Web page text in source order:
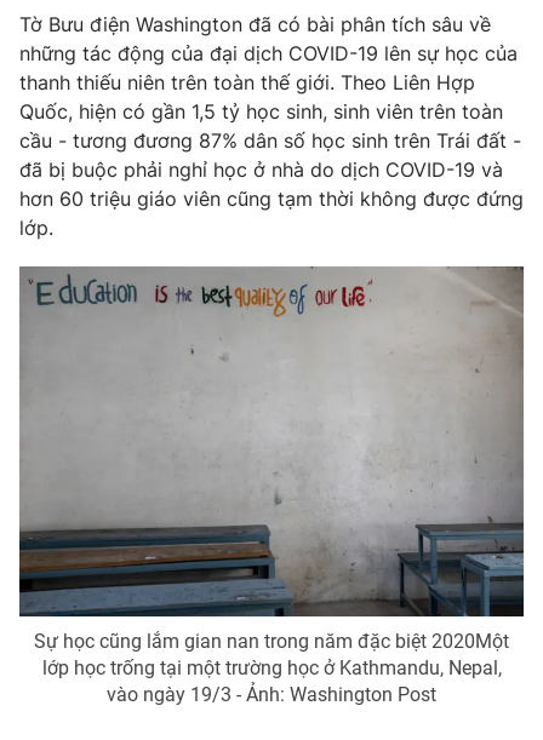
Câu chuyện quốc tế
Thị trường
Góc doanh nghiệp
Truyền hình
Phim VTV
Hậu trường
Nhân vật
Khán giả
Giải trí
Điện ảnh
Âm nhạc
Sao
Đời sống
Du lịch
Chất lượng cuộc sống
Giáo dục
Tư vấn
Chuyên mục khác
Emagazine Podcast
Infographic
Tờ Bưu điện Washington đã có bài phân tích sâu về
những tác động của đại dịch COVID-19 lên sự học của
thanh thiếu niên trên toàn thế giới. Theo Liên Hợp
Quốc, hiện có gần 1,5 tỷ học sinh, sinh viên trên toàn
cầu - tương đương 87% dân số học sinh trên Trái đất -
đã bị buộc phải nghỉ học ở nhà do dịch COVID-19 và
hơn 60 triệu giáo viên cũng tạm thời không được đứng
lớp.
Sự học cũng lắm gian nan trong năm đặc biệt 2020Một
lớp học trống tại một trường học ở Kathmandu, Nepal,
vào ngày 19/3 - Ảnh: Washington Post